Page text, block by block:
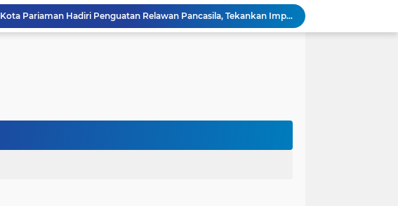
Wali Kota Pariaman Hadiri Penguatan Relawan Pancasila, Tekankan Implementasi Nilai Pancasila dalam Pelayanan Publik
Wali Kota Pariaman Bagikan Bibit Ikan Koi kepada Siswa SD untuk Edukasi Perikanan
Pengurus PWI Pariaman 2026–2029 Dilantik, Pemkot Tekankan Sinergi dan Profesionalisme Pers